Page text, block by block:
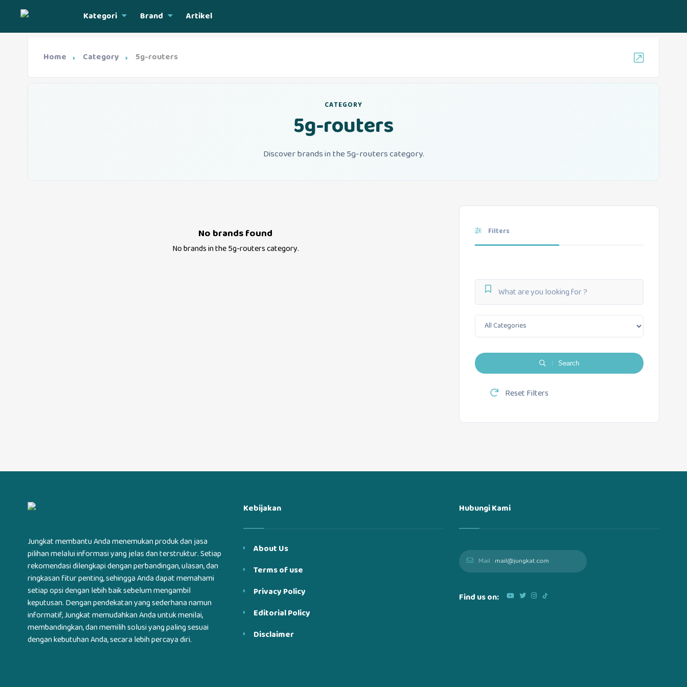
Kategori Brand Artikel
Home Category 5g-routers
CATEGORY
5g-routers
Discover brands in the 5g-routers category.
Filters
Search
Reset Filters
No brands found
No brands in the5g-routerscategory.
Jungkat membantu Anda menemukan produk dan jasa
pilihan melalui informasi yang jelas dan terstruktur. Setiap
rekomendasi dilengkapi dengan perbandingan, ulasan, dan
ringkasan fitur penting, sehingga Anda dapat memahami
setiap opsi dengan lebih baik sebelum mengambil
keputusan. Dengan pendekatan yang sederhana namun
informatif, Jungkat memudahkan Anda untuk menilai,
membandingkan, dan memilih solusi yang paling sesuai
dengan kebutuhan Anda, secara lebih percaya diri.
Kebijakan
About Us
Terms of use
Privacy Policy
Editorial Policy
Disclaimer
Hubungi Kami
Mail :mail@jungkat.com
Find us on: